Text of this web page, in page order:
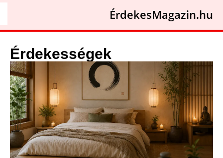
ÉrdekesMagazin.hu
Érdekességek